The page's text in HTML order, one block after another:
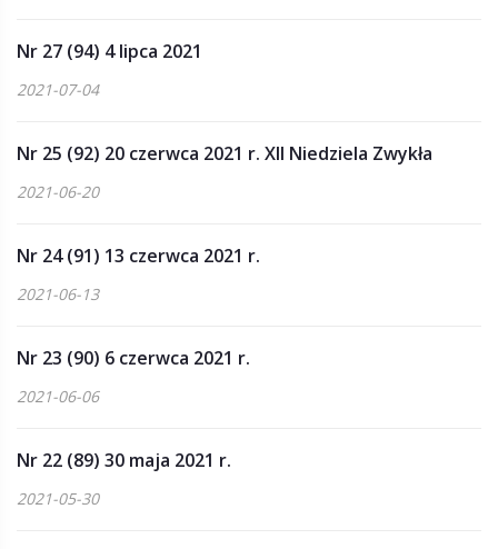
Nr 27 (94) 4 lipca 2021
2021-07-04
Nr 25 (92) 20 czerwca 2021 r. XII Niedziela Zwykła
2021-06-20
Nr 24 (91) 13 czerwca 2021 r.
2021-06-13
Nr 23 (90) 6 czerwca 2021 r.
2021-06-06
Nr 22 (89) 30 maja 2021 r.
2021-05-30